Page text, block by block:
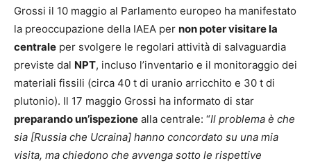
Grossi il 10 maggio al Parlamento europeo ha manifestato
la preoccupazione della IAEA per non poter visitare la
centrale per svolgere le regolari attività di salvaguardia
previste dal NPT, incluso l’inventario e il monitoraggio dei
materiali fissili (circa 40 t di uranio arricchito e 30 t di
plutonio). Il 17 maggio Grossi ha informato di star
preparando un’ispezione alla centrale: “Il problema è che
sia [Russia che Ucraina] hanno concordato su una mia
visita, ma chiedono che avvenga sotto le rispettive